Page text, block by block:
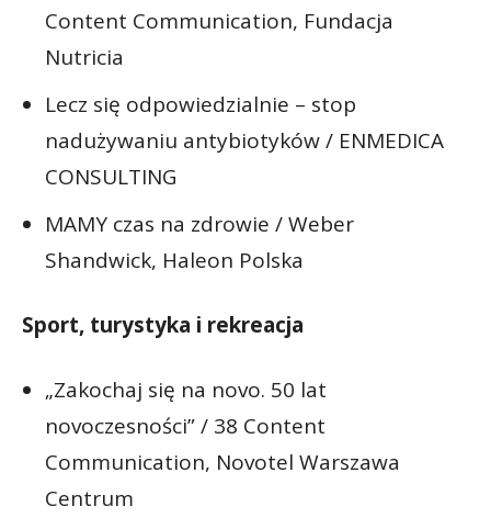
Content Communication, Fundacja
Nutricia
Lecz się odpowiedzialnie – stop
nadużywaniu antybiotyków / ENMEDICA
CONSULTING
MAMY czas na zdrowie / Weber
Shandwick, Haleon Polska
Sport, turystyka i rekreacja
„Zakochaj się na novo. 50 lat
novoczesności” / 38 Content
Communication, Novotel Warszawa
Centrum